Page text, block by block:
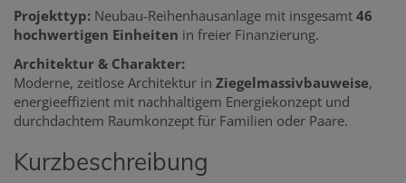
Projekttyp: Neubau-Reihenhausanlage mit insgesamt 46
hochwertigen Einheiten in freier Finanzierung.
Architektur & Charakter:
Moderne, zeitlose Architektur in Ziegelmassivbauweise,
energieeffizient mit nachhaltigem Energiekonzept und
durchdachtem Raumkonzept für Familien oder Paare.
Kurzbeschreibung